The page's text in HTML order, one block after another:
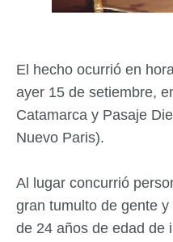
El hecho ocurrió en
ayer 15 de setiembre,
Catamarca y Pasaje
Nuevo Paris).
Al lugar concurrió
gran tumulto de gente
de 24 años de edad de